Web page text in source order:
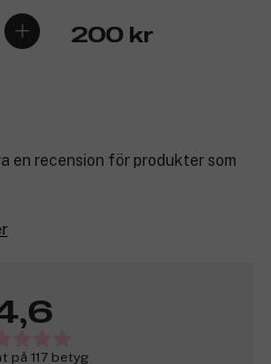
200 kr
en recension för produkter som
på 117 betyg